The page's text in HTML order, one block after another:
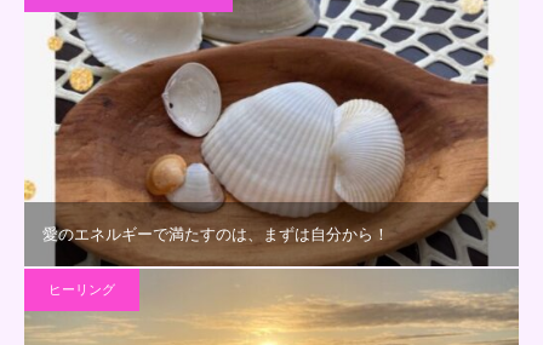
愛のエネルギーで満たすのは、まずは自分から！
ヒーリング